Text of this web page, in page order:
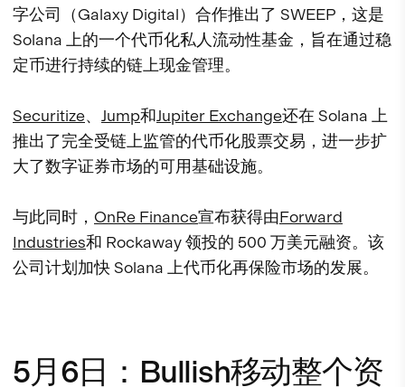
字公司（Galaxy Digital）合作推出了 SWEEP，这是
Solana 上的一个代币化私人流动性基金，旨在通过稳
定币进行持续的链上现金管理。
Securitize、 Jump和Jupiter Exchange还在 Solana 上
推出了完全受链上监管的代币化股票交易，进一步扩
大了数字证券市场的可用基础设施。
与此同时， OnRe Finance宣布获得由Forward
Industries和 Rockaway 领投的 500 万美元融资。该
公司计划加快 Solana 上代币化再保险市场的发展。
5月6日：Bullish移动整个资